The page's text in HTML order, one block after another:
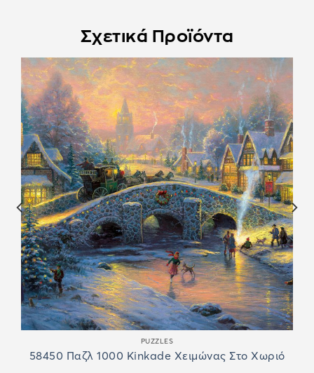
Σχετικά Προϊόντα
PUZZLES
58450 Παζλ 1000 Kinkade Χειμώνας Στο Χωριό